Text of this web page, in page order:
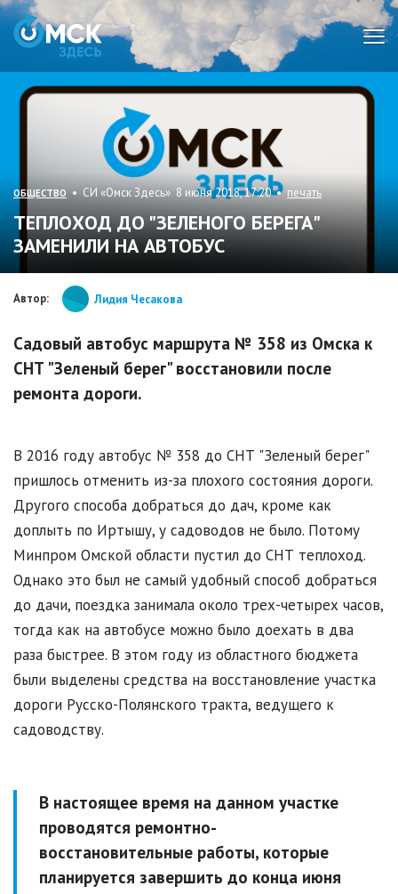
ОБЩЕСТВО • СИ «Омск Здесь» 8 июня 2018, 17:20 • печать
ТЕПЛОХОД ДО "ЗЕЛЕНОГО БЕРЕГА"
ЗАМЕНИЛИ НА АВТОБУС
Автор: Лидия Чесакова
Садовый автобус маршрута № 358 из Омска к
СНТ "Зеленый берег" восстановили после
ремонта дороги.
В 2016 году автобус № 358 до СНТ "Зеленый берег"
пришлось отменить из-за плохого состояния дороги.
Другого способа добраться до дач, кроме как
доплыть по Иртышу, у садоводов не было. Потому
Минпром Омской области пустил до СНТ теплоход.
Однако это был не самый удобный способ добраться
до дачи, поездка занимала около трех-четырех часов,
тогда как на автобусе можно было доехать в два
раза быстрее. В этом году из областного бюджета
были выделены средства на восстановление участка
дороги Русско-Полянского тракта, ведущего к
садоводству.
В настоящее время на данном участке
проводятся ремонтно-
восстановительные работы, которые
планируется завершить до конца июня